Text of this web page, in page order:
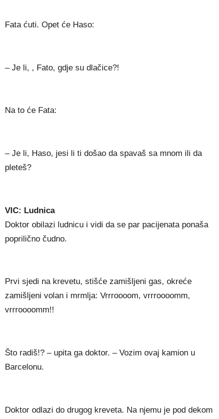
Fata ćuti. Opet će Haso:
– Je li, , Fato, gdje su dlačice?!
Na to će Fata:
– Je li, Haso, jesi li ti došao da spavaš sa mnom ili da
pleteš?
VIC: Ludnica
Doktor obilazi ludnicu i vidi da se par pacijenata ponaša
poprilično čudno.
Prvi sjedi na krevetu, stišće zamišljeni gas, okreće
zamišljeni volan i mrmlja: Vrrroooom, vrrroooomm,
vrrroooomm!!
Što radiš!? – upita ga doktor. – Vozim ovaj kamion u
Barcelonu.
Doktor odlazi do drugog kreveta. Na njemu je pod dekom